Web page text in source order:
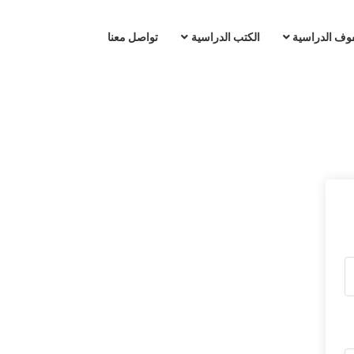
الدراسية الكتب الدراسية تواصل معنا